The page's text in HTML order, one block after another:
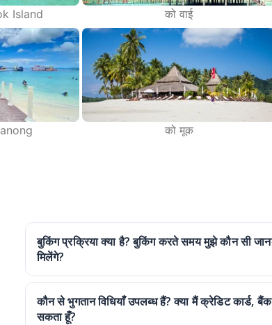
Island को वाई
को मूक
बुकिंग प्रक्रिया क्या है? बुकिंग करते समय मुझे कौन सी
मिलेंगे?
कौन से भुगतान विधियाँ उपलब्ध हैं? क्या मैं क्रेडिट कार्ड,
सकता हूँ?